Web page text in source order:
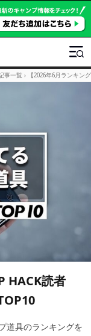
事一覧 › 【2026年6月ランキン
HACK読者
道具のランキングを